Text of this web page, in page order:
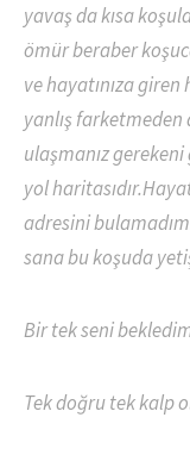
yavaş da kısa
ömür beraber
ve hayatınıza
yanlış
ulaşmanız
yol
adresini
sana bu koşuda
Bir tek seni
Tek doğru tek kalp